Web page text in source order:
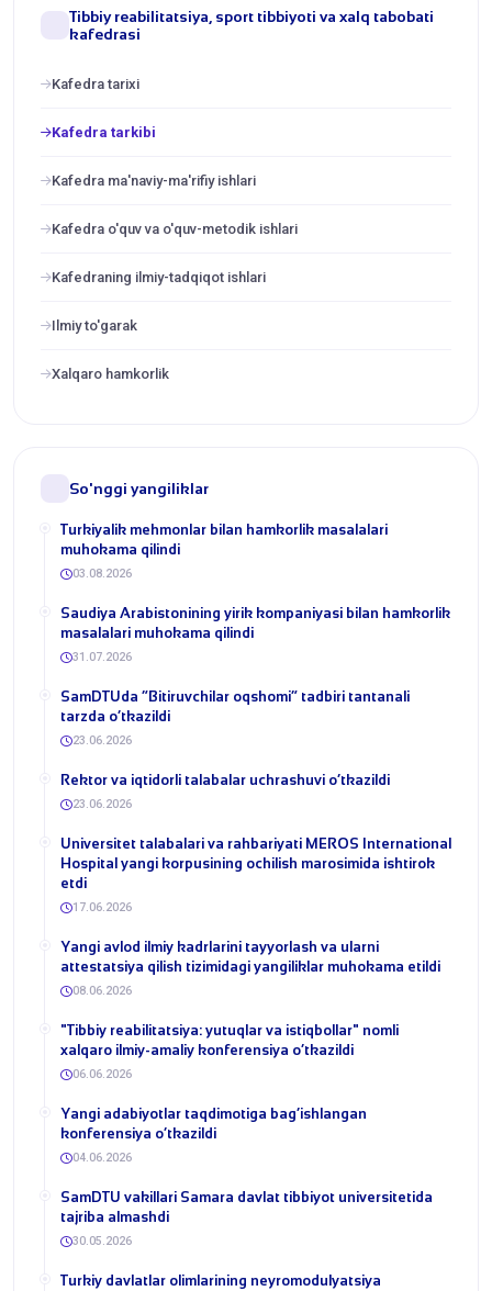
Tibbiy reabilitatsiya, sport tibbiyoti va xalq tabobati
kafedrasi
Kafedra tarixi
Kafedra tarkibi
Kafedra ma'naviy-ma'rifiy ishlari
Kafedra o'quv va o'quv-metodik ishlari
Kafedraning ilmiy-tadqiqot ishlari
Ilmiy to'garak
Xalqaro hamkorlik
So'nggi yangiliklar
Turkiyalik mehmonlar bilan hamkorlik masalalari
muhokama qilindi
03.08.2026
​Saudiya Arabistonining yirik kompaniyasi bilan hamkorlik
masalalari muhokama qilindi
31.07.2026
​SamDTUda “Bitiruvchilar oqshomi” tadbiri tantanali
tarzda o‘tkazildi
23.06.2026
​Rektor va iqtidorli talabalar uchrashuvi o‘tkazildi
23.06.2026
Universitet talabalari va rahbariyati MEROS International
Hospital yangi korpusining ochilish marosimida ishtirok
etdi
17.06.2026
Yangi avlod ilmiy kadrlarini tayyorlash va ularni
attestatsiya qilish tizimidagi yangiliklar muhokama etildi
08.06.2026
​"Tibbiy reabilitatsiya: yutuqlar va istiqbollar" nomli
xalqaro ilmiy-amaliy konferensiya o‘tkazildi
06.06.2026
​Yangi adabiyotlar taqdimotiga bag‘ishlangan
konferensiya o‘tkazildi
04.06.2026
SamDTU vakillari Samara davlat tibbiyot universitetida
tajriba almashdi
30.05.2026
​Turkiy davlatlar olimlarining neyromodulyatsiya